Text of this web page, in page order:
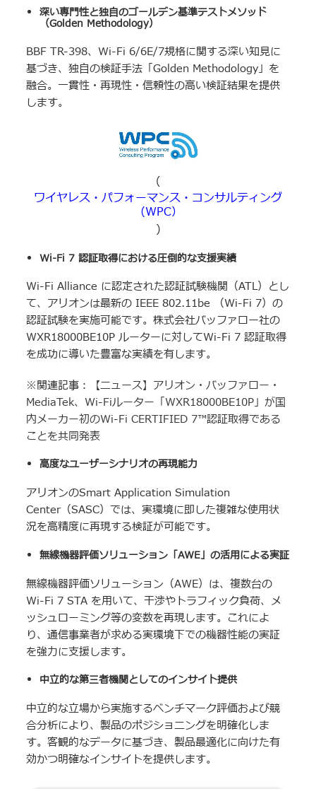
深い専門性と独自のゴールデン基準テストメソッド
（Golden Methodology）
BBF TR-398、Wi-Fi 6/6E/7規格に関する深い知見に
基づき、独自の検証手法「Golden Methodology」を
融合。一貫性・再現性・信頼性の高い検証結果を提供
します。
(
ワイヤレス・パフォーマンス・コンサルティング
（WPC）
)
Wi-Fi 7 認証取得における圧倒的な支援実績
Wi-Fi Alliance に認定された認証試験機関（ATL）とし
て、アリオンは最新の IEEE 802.11be （Wi-Fi 7）の
認証試験を実施可能です。株式会社バッファロー社の
WXR18000BE10P ルーターに対してWi-Fi 7 認証取得
を成功に導いた豊富な実績を有します。
※関連記事：
【ニュース】アリオン・バッファロー・
MediaTek、Wi-Fiルーター「WXR18000BE10P」が国
内メーカー初のWi-Fi CERTIFIED 7™認証取得である
ことを共同発表
高度なユーザーシナリオの再現能力
アリオンのSmart Application Simulation
Center（SASC）では、実環境に即した複雑な使用状
況を高精度に再現する検証が可能です。
無線機器評価ソリューション「AWE」の活用による実証
無線機器評価ソリューション（AWE）は、複数台の
Wi-Fi 7 STA を用いて、干渉やトラフィック負荷、メ
ッシュローミング等の変数を再現します。これによ
り、通信事業者が求める実環境下での機器性能の実証
を強力に支援します。
中立的な第三者機関としてのインサイト提供
中立的な立場から実施するベンチマーク評価および競
合分析により、製品のポジショニングを明確化しま
す。客観的なデータに基づき、製品最適化に向けた有
効かつ明確なインサイトを提供します。